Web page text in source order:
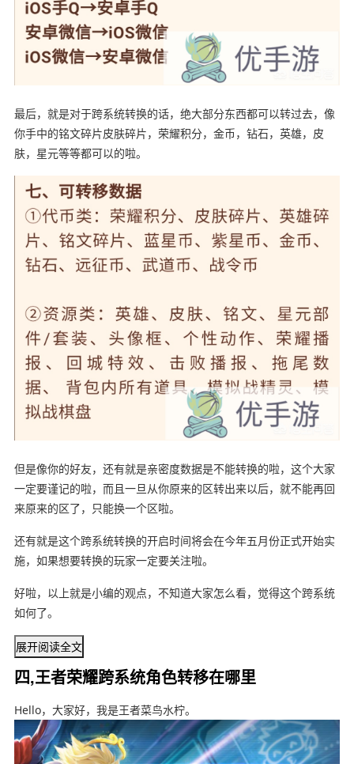
最后，就是对于跨系统转换的话，绝大部分东西都可以转过去，像
你手中的铭文碎片皮肤碎片，荣耀积分，金币，钻石，英雄，皮
肤，星元等等都可以的啦。
但是像你的好友，还有就是亲密度数据是不能转换的啦，这个大家
一定要谨记的啦，而且一旦从你原来的区转出来以后，就不能再回
来原来的区了，只能换一个区啦。
还有就是这个跨系统转换的开启时间将会在今年五月份正式开始实
施，如果想要转换的玩家一定要关注啦。
好啦，以上就是小编的观点，不知道大家怎么看，觉得这个跨系统
如何了。
展开阅读全文
四,王者荣耀跨系统角色转移在哪里
Hello，大家好，我是王者菜鸟水柠。